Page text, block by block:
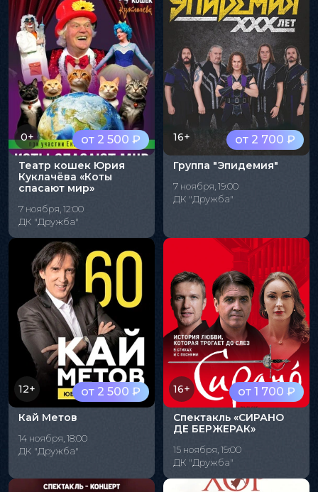
от 2 500 ₽
0+
Театр кошек Юрия
Куклачёва «Коты
спасают мир»
7 ноября, 12:00
ДК "Дружба"
от 2 700 ₽
16+
Группа "Эпидемия"
7 ноября, 19:00
ДК "Дружба"
от 2 500 ₽
12+
Кай Метов
14 ноября, 18:00
ДК "Дружба"
от 1 700 ₽
16+
Спектакль «СИРАНО
ДЕ БЕРЖЕРАК»
15 ноября, 19:00
ДК "Дружба"